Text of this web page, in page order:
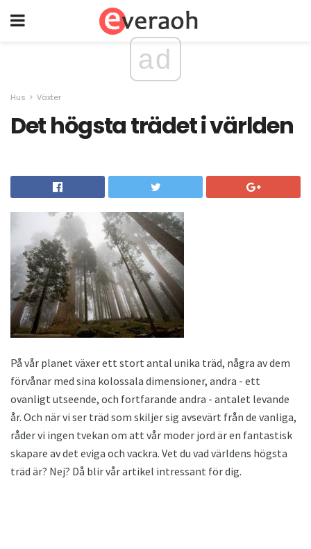
ad
Hus Växter
Det högsta trädet i världen
På vår planet växer ett stort antal unika träd, några av dem
förvånar med sina kolossala dimensioner, andra - ett
ovanligt utseende, och fortfarande andra - antalet levande
år. Och när vi ser träd som skiljer sig avsevärt från de vanliga,
råder vi ingen tvekan om att vår moder jord är en fantastisk
skapare av det eviga och vackra. Vet du vad världens högsta
träd är? Nej? Då blir vår artikel intressant för dig.